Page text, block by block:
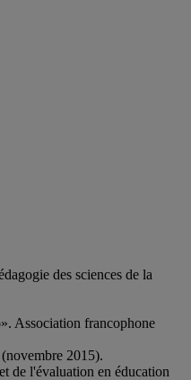
des sciences de la
Association francophone
2015).
de l'évaluation en éducation